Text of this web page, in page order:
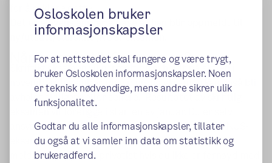
Osloskolen bruker
informasjonskapsler
For at nettstedet skal fungere og være trygt,
bruker Osloskolen informasjonskapsler. Noen
er teknisk nødvendige, mens andre sikrer ulik
funksjonalitet.
Godtar du alle informasjonskapsler, tillater
du også at vi samler inn data om statistikk og
brukeradferd.
for å avklare dette.
Det er elevens ansvar å påse at hen blir oppmeldt til
ny/utsatt/særskilt (NUS) eksamen.
Når foregår NUS-eksamen?
Skriftlig eksamen vil normalt bli avholdt på skolen i
november/desember, men muntlig eksamen kan også bli
avholdt tidligere eller senere. Resultatet av skriftlig
eksamen vil foreligge i starten av januar. Du er selv
ansvarlig for å gjøre deg kjent med resultatet på NUS-
eksamen i tide til å klage innen fristen og i tide til å
melde deg opp som privatist hvis du ikke er fornøyd med